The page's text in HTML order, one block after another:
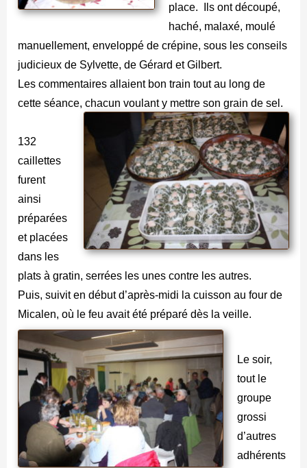
place. Ils ont découpé,
haché, malaxé, moulé
manuellement, enveloppé de crépine, sous les conseils
judicieux de Sylvette, de Gérard et Gilbert.
Les commentaires allaient bon train tout au long de
cette séance, chacun voulant y mettre son grain de sel.
132
caillettes
furent
ainsi
préparées
et placées
dans les
plats à gratin, serrées les unes contre les autres.
Puis, suivit en début d’après-midi la cuisson au four de
Micalen, où le feu avait été préparé dès la veille.
Le soir,
tout le
groupe
grossi
d’autres
adhérents